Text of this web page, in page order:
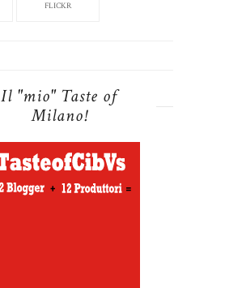
FLICKR
Il "mio" Taste of
Milano!